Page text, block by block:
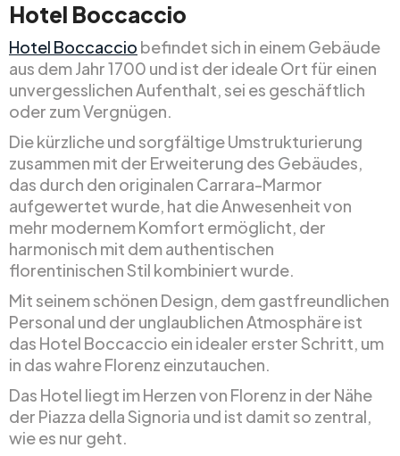
Hotel Boccaccio
Hotel Boccaccio befindet sich in einem Gebäude
aus dem Jahr 1700 und ist der ideale Ort für einen
unvergesslichen Aufenthalt, sei es geschäftlich
oder zum Vergnügen.
Die kürzliche und sorgfältige Umstrukturierung
zusammen mit der Erweiterung des Gebäudes,
das durch den originalen Carrara-Marmor
aufgewertet wurde, hat die Anwesenheit von
mehr modernem Komfort ermöglicht, der
harmonisch mit dem authentischen
florentinischen Stil kombiniert wurde.
Mit seinem schönen Design, dem gastfreundlichen
Personal und der unglaublichen Atmosphäre ist
das Hotel Boccaccio ein idealer erster Schritt, um
in das wahre Florenz einzutauchen.
Das Hotel liegt im Herzen von Florenz in der Nähe
der Piazza della Signoria und ist damit so zentral,
wie es nur geht.